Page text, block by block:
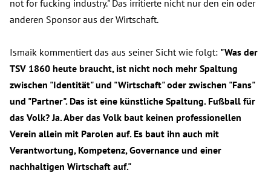
not for fucking industry." Das irritierte nicht nur den ein oder
anderen Sponsor aus der Wirtschaft.
Ismaik kommentiert das aus seiner Sicht wie folgt: "Was der
TSV 1860 heute braucht, ist nicht noch mehr Spaltung
zwischen "Identität" und "Wirtschaft" oder zwischen "Fans"
und "Partner". Das ist eine künstliche Spaltung. Fußball für
das Volk? Ja. Aber das Volk baut keinen professionellen
Verein allein mit Parolen auf. Es baut ihn auch mit
Verantwortung, Kompetenz, Governance und einer
nachhaltigen Wirtschaft auf."